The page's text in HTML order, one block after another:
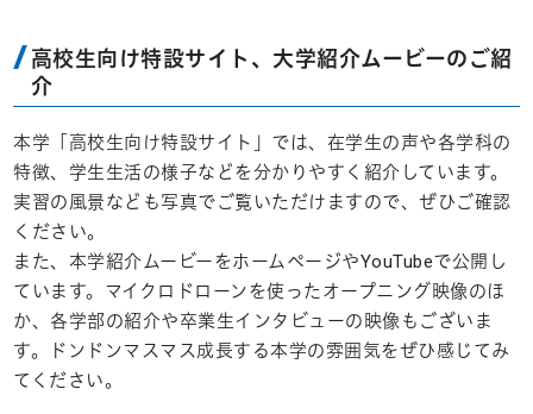
高校生向け特設サイト、大学紹介ムービーのご紹
介
本学「高校生向け特設サイト」では、在学生の声や各学科の
特徴、学生生活の様子などを分かりやすく紹介しています。
実習の風景なども写真でご覧いただけますので、ぜひご確認
ください。
また、本学紹介ムービーをホームページやYouTubeで公開し
ています。マイクロドローンを使ったオープニング映像のほ
か、各学部の紹介や卒業生インタビューの映像もございま
す。ドンドンマスマス成長する本学の雰囲気をぜひ感じてみ
てください。